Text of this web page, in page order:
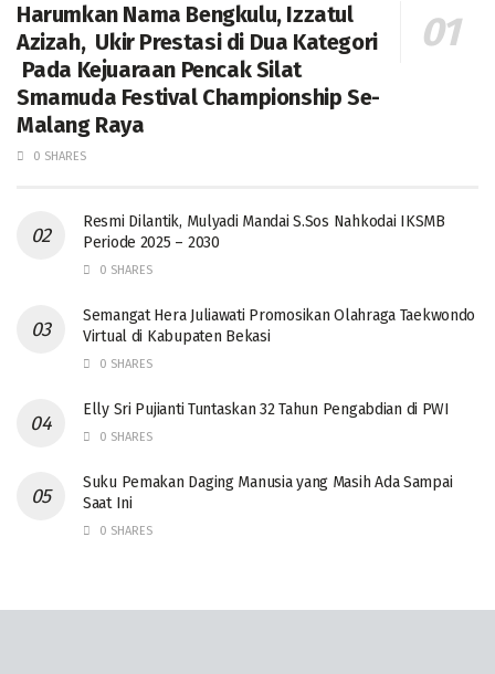
Harumkan Nama Bengkulu, Izzatul
Azizah, Ukir Prestasi di Dua Kategori
Pada Kejuaraan Pencak Silat
Smamuda Festival Championship Se-
Malang Raya
0 SHARES
Resmi Dilantik, Mulyadi Mandai S.Sos Nahkodai IKSMB
Periode 2025 – 2030
0 SHARES
Semangat Hera Juliawati Promosikan Olahraga Taekwondo
Virtual di Kabupaten Bekasi
0 SHARES
Elly Sri Pujianti Tuntaskan 32 Tahun Pengabdian di PWI
0 SHARES
‎Suku Pemakan Daging Manusia yang Masih Ada Sampai
Saat Ini
0 SHARES